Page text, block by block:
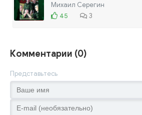
Михаил Серегин
45
3
Комментарии (0)
Представьтесь